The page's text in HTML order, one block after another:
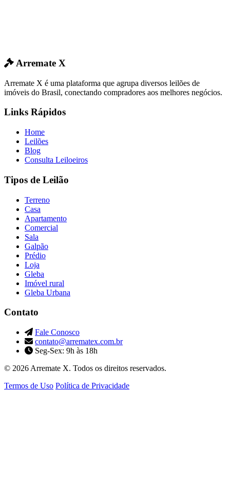
Arremate X
Arremate X é uma plataforma que agrupa diversos leilões de
imóveis do Brasil, conectando compradores aos melhores negócios.
Links Rápidos
Home
Leilões
Blog
Consulta Leiloeiros
Tipos de Leilão
Terreno
Casa
Apartamento
Comercial
Sala
Galpão
Prédio
Loja
Gleba
Imóvel rural
Gleba Urbana
Contato
Fale Conosco
contato@arrematex.com.br
Seg-Sex: 9h às 18h
© 2026 Arremate X. Todos os direitos reservados.
Termos de Uso Política de Privacidade